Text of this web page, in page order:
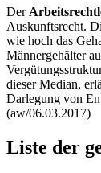
Der
Auskunftsrecht.
wie hoch das
Männergehälter
dieser Median,
Darlegung von
(aw/06.03.2017)
Liste der